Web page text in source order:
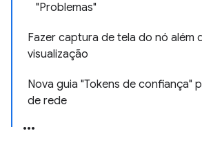
"Problemas"
Fazer captura de tela do nó além
visualização
Nova guia "Tokens de confiança"
de rede